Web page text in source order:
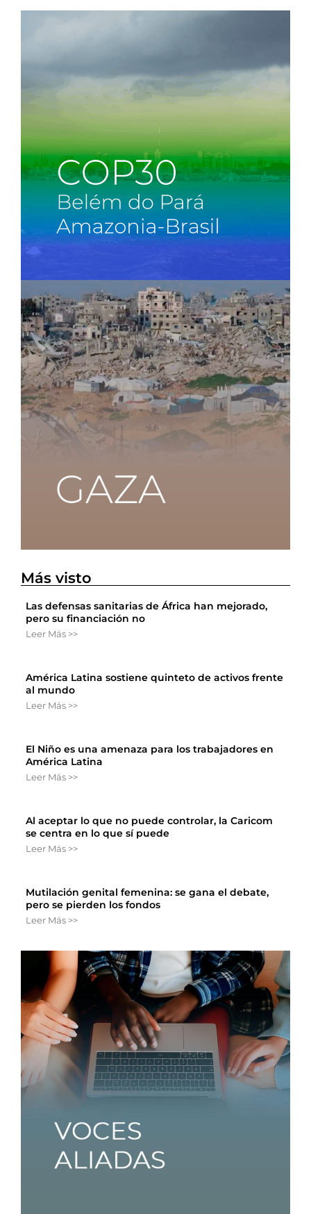
Más visto
Las defensas sanitarias de África han mejorado,
pero su financiación no
Leer Más >>
América Latina sostiene quinteto de activos frente
al mundo
Leer Más >>
El Niño es una amenaza para los trabajadores en
América Latina
Leer Más >>
Al aceptar lo que no puede controlar, la Caricom
se centra en lo que sí puede
Leer Más >>
Mutilación genital femenina: se gana el debate,
pero se pierden los fondos
Leer Más >>